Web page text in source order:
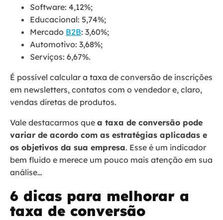
Software: 4,12%;
Educacional: 5,74%;
Mercado B2B: 3,60%;
Automotivo: 3,68%;
Serviços: 6,67%.
É possível calcular a taxa de conversão de inscrições
em newsletters, contatos com o vendedor e, claro,
vendas diretas de produtos.
Vale destacarmos que a taxa de conversão pode
variar de acordo com as estratégias aplicadas e
os objetivos da sua empresa. Esse é um indicador
bem fluido e merece um pouco mais atenção em sua
análise…
6 dicas para melhorar a
taxa de conversão